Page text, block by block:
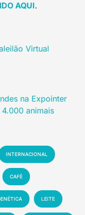
AQUI.
Virtual
na Expointer
animais
INTERNACIONAL
CAFÉ
LEITE